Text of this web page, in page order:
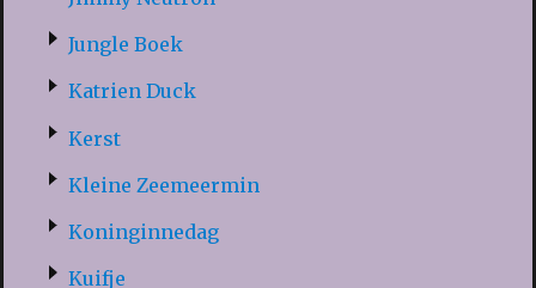
Jungle Boek
Katrien Duck
Kerst
Kleine Zeemeermin
Koninginnedag
Kuifje